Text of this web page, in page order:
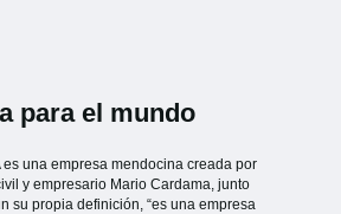
para el mundo
es una empresa mendocina creada por
y empresario Mario Cardama, junto
su propia definición, “es una empresa